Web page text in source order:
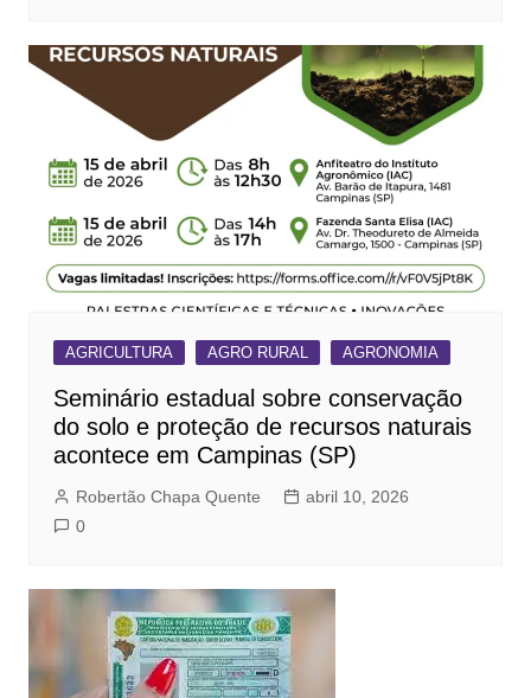
AGRICULTURA AGRO RURAL AGRONOMIA
Seminário estadual sobre conservação
do solo e proteção de recursos naturais
acontece em Campinas (SP)
Robertão Chapa Quente
abril 10, 2026
0